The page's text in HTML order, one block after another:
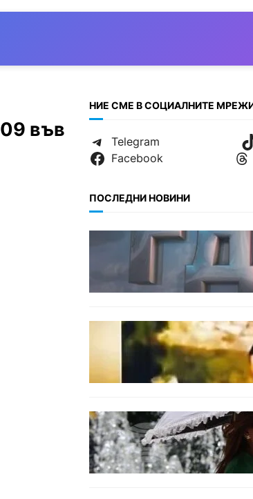
във
НИЕ СМЕ В СОЦИАЛНИТЕ
Telegram
Facebook
ПОСЛЕДНИ НОВИНИ
БЕЗ КАТЕГОРИЯ
Наркобарон с
нелегални
задържан у нас.
МНЕНИЯ
Скандалът в
ли е провокация
италианските
преди
БЕЗ КАТЕГОРИЯ
Жега до 37°:
оранжев и жълт
опасно време.